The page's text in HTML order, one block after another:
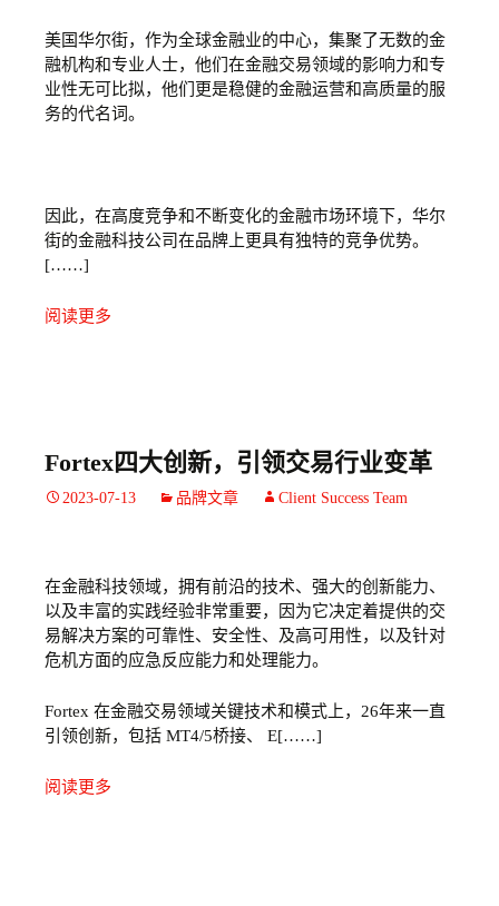
美国华尔街，作为全球金融业的中心，集聚了无数的金
融机构和专业人士，他们在金融交易领域的影响力和专
业性无可比拟，他们更是稳健的金融运营和高质量的服
务的代名词。
因此，在高度竞争和不断变化的金融市场环境下，华尔
街的金融科技公司在品牌上更具有独特的竞争优势。
[……]
阅读更多
Fortex四大创新，引领交易行业变革
2023-07-13 品牌文章 Client Success Team
在金融科技领域，拥有前沿的技术、强大的创新能力、
以及丰富的实践经验非常重要，因为它决定着提供的交
易解决方案的可靠性、安全性、及高可用性，以及针对
危机方面的应急反应能力和处理能力。
Fortex 在金融交易领域关键技术和模式上，26年来一直
引领创新，包括 MT4/5桥接、 E[……]
阅读更多